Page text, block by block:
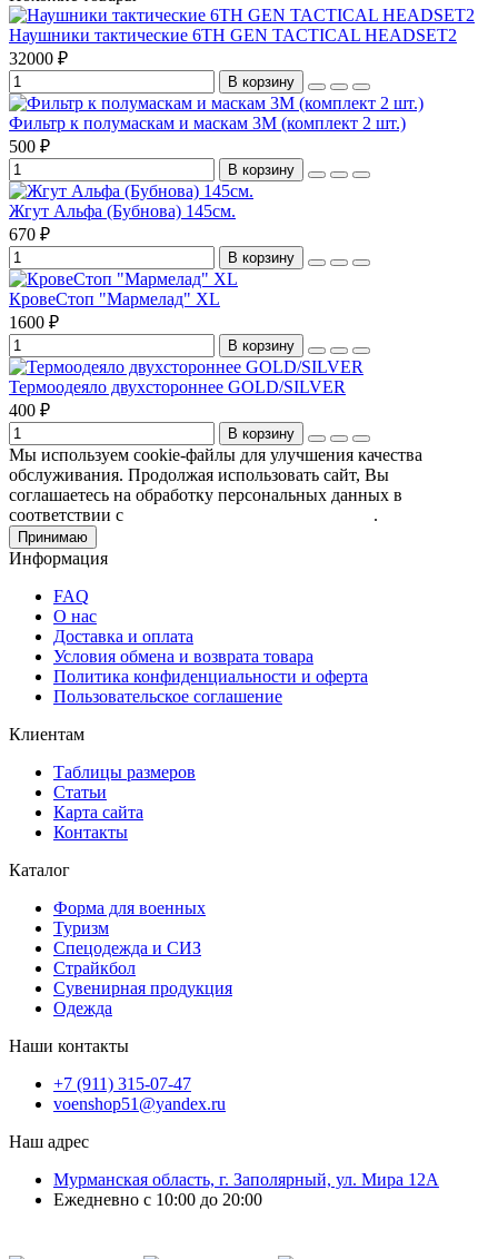
Наушники тактические 6TH GEN TACTICAL HEADSET2
32000 ₽
В корзину
Фильтр к полумаскам и маскам 3M (комплект 2 шт.)
500 ₽
В корзину
Жгут Альфа (Бубнова) 145см.
670 ₽
В корзину
КровеСтоп "Мармелад" XL
1600 ₽
В корзину
Термоодеяло двухстороннее GOLD/SILVER
400 ₽
В корзину
Мы используем cookie-файлы для улучшения качества
обслуживания. Продолжая использовать сайт, Вы
соглашаетесь на обработку персональных данных в
соответствии с
.
Принимаю
Информация
FAQ
О нас
Доставка и оплата
Условия обмена и возврата товара
Политика конфиденциальности и оферта
Пользовательское соглашение
Клиентам
Таблицы размеров
Статьи
Карта сайта
Контакты
Каталог
Форма для военных
Туризм
Спецодежда и СИЗ
Страйкбол
Сувенирная продукция
Одежда
Наши контакты
+7 (911) 315-07-47
voenshop51@yandex.ru
Наш адрес
Мурманская область, г. Заполярный, ул. Мира 12А
Ежедневно с 10:00 до 20:00